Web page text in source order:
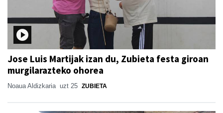
Jose Luis Martijak izan du, Zubieta festa giroan
murgilarazteko ohorea
Noaua Aldizkaria uzt 25 ZUBIETA